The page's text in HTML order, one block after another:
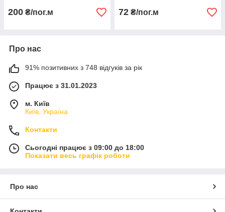
200 ₴/пог.м 72 ₴/пог.м
Про нас
91% позитивних з 748 відгуків за рік
Працює з 31.01.2023
м. Київ
Київ, Україна
Контакти
Сьогодні працює з 09:00 до 18:00
Показати весь графік роботи
Про нас